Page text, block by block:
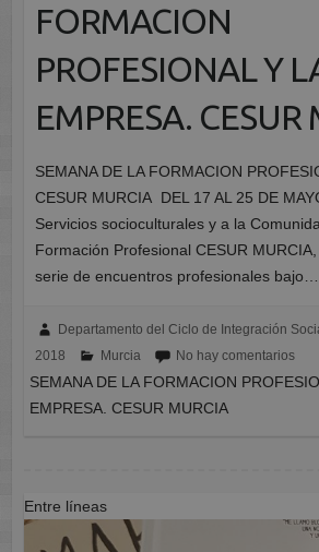
FORMACION
PROFESIONAL Y
EMPRESA. CESUR
SEMANA DE LA FORMACION
CESUR MURCIA DEL 17 AL 25 DE
Servicios socioculturales y a la
Formación Profesional CESUR
serie de encuentros profesionales bajo…
Departamento del Ciclo de Integración
2018
Murcia No hay comentarios
SEMANA DE LA FORMACION
EMPRESA. CESUR MURCIA
Entre líneas